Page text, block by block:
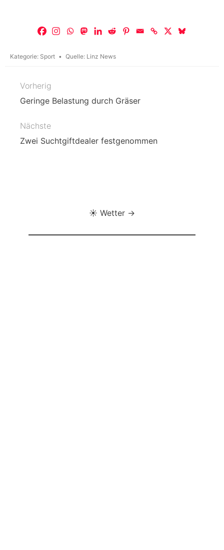
Kategorie: Sport Quelle: Linz News
Beitragsnavigation
Vorherig
Geringe Belastung durch Gräser
Nächste
Zwei Suchtgiftdealer festgenommen
☀️ Wetter →